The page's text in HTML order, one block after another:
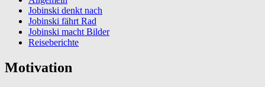
Jobinski denkt nach
Jobinski fährt Rad
Jobinski macht Bilder
Reiseberichte
Motivation